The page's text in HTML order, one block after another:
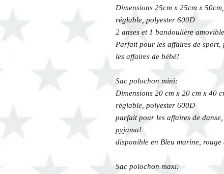
Dimensions 25cm x 25cm x
réglable, polyester 600D
2 anses et 1 bandoulière
Parfait pour les affaires de
les affaires de bébé!
Sac polochon mini:
Dimensions 20 cm x 20 cm x 40
réglable, polyester 600D
parfait pour les affaires de
pyjama!
disponible en Bleu marine, rouge
Sac polochon maxi: